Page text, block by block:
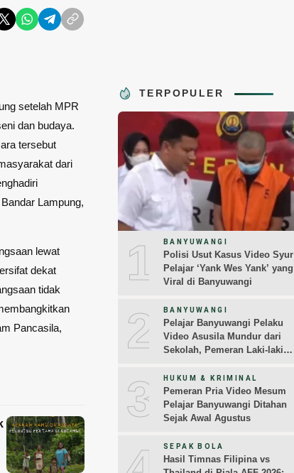
setelah MPR
dan budaya.
tersebut
dari
Lampung,
lewat
dekat
tidak
Pancasila,
TERPOPULER
1 BANYUWANGI
Polisi Usut Kasus Video Syur
Pelajar ‘Yank Wes Yank’ yang
Viral di Banyuwangi
2 BANYUWANGI
Pelajar Banyuwangi Pelaku
Video Asusila Mundur dari
Sekolah, Pemeran Laki-laki
3 HUKUM & KRIMINAL
Pemeran Pria Video Mesum
Pelajar Banyuwangi Ditahan
Sejak Awal Agustus
SEPAK BOLA
Hasil Timnas Filipina vs